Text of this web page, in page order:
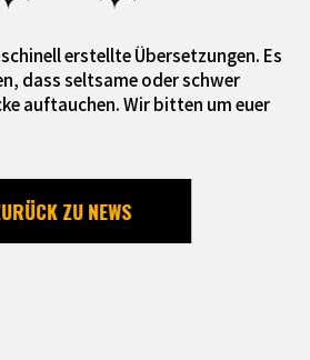
erstellte Übersetzungen. Es
dass seltsame oder schwer
auftauchen. Wir bitten um euer
ZU NEWS